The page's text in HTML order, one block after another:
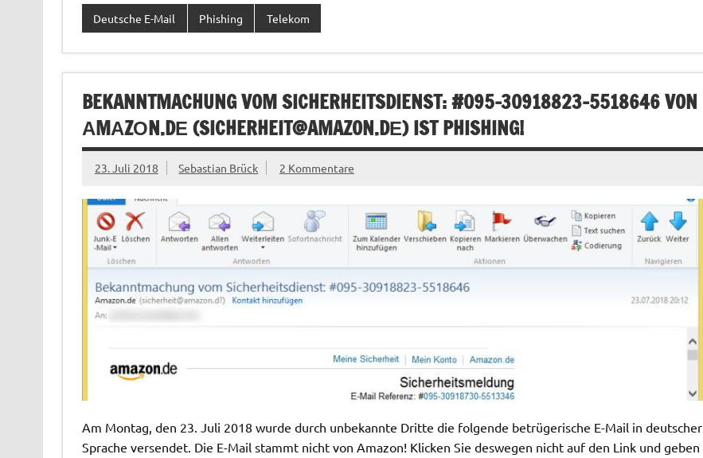
Deutsche E-Mail Phishing Telekom
BEKANNTMACHUNG VOM SICHERHEITSDIENST: #095-30918823-5518646 VON
АMАZОN.DЕ (SICHERHEIT@AMAZON.DЕ) IST PHISHING!
23. Juli 2018 Sebastian Brück 2 Kommentare
Am Montag, den 23. Juli 2018 wurde durch unbekannte Dritte die folgende betrügerische E-Mail in deutscher
Sprache versendet. Die E-Mail stammt nicht von Amazon! Klicken Sie deswegen nicht auf den Link und geben